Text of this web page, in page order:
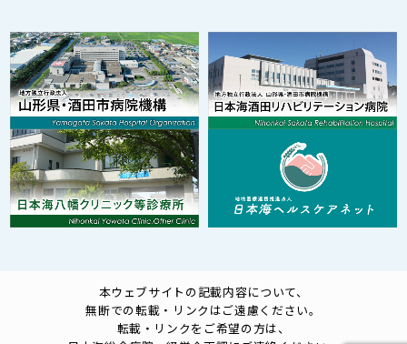
本ウェブサイトの記載内容について、
無断での転載・リンクはご遠慮ください。
転載・リンクをご希望の方は、